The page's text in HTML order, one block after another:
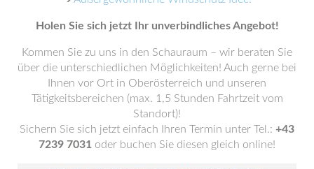
Holen Sie sich jetzt Ihr unverbindliches Angebot!
Kommen Sie zu uns in den Schauraum – wir beraten Sie
über die unterschiedlichen Möglichkeiten! Auch gerne bei
Ihnen vor Ort in Oberösterreich und unseren
Tätigkeitsbereichen (max. 1,5 Stunden Fahrtzeit vom
Standort)!
Sichern Sie sich jetzt einfach Ihren Termin unter Tel.: +43
7239 7031 oder buchen Sie diesen gleich online!